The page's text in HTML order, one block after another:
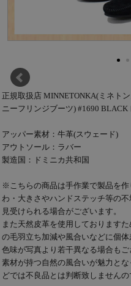
正規取扱店 MINNETONKA(ミネト
ニーフリンジブーツ) #1690 BLACK
アッパー素材：牛革(スウェード)
アウトソール：ラバー
製造国：ドミニカ共和国
※こちらの商品は手作業で製品を
わ・大きさやハンドステッチ等の
見受けられる場合がございます。
また天然皮革を使用しております
の毛羽立ち加減や風合いなどに個
色味が写真より若干異なる場合もご
素材が持つ自然の風合いが魅力と
どでは不良品とは判断致しませんの